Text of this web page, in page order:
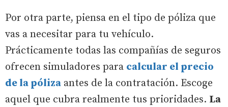
Por otra parte, piensa en el tipo de póliza que
vas a necesitar para tu vehículo.
Prácticamente todas las compañías de seguros
ofrecen simuladores para calcular el precio
de la póliza antes de la contratación. Escoge
aquel que cubra realmente tus prioridades. La